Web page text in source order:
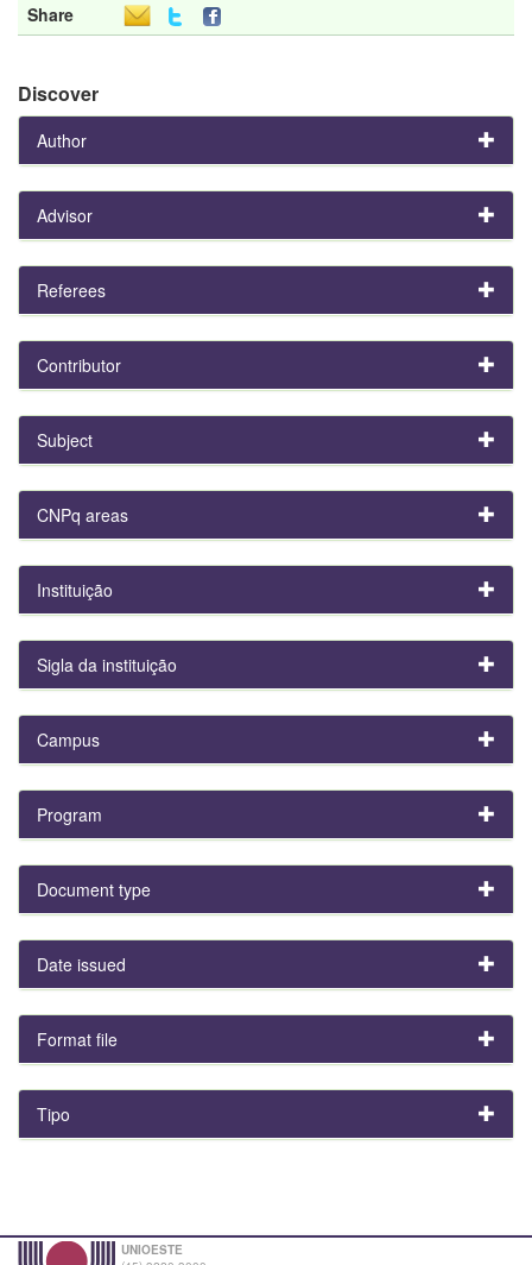
Share
Discover
Author
Advisor
Referees
Contributor
Subject
CNPq areas
Instituição
Sigla da instituição
Campus
Program
Document type
Date issued
Format file
Tipo
UNIOESTE